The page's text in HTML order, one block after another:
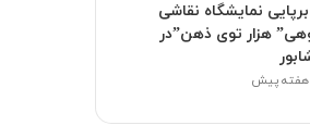
نمایشگاه نقاشی
هزار توی ذهن”در